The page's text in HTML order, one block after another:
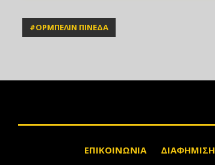
#ΟΡΜΠΕΛΙΝ ΠΙΝΕΔΑ
ΕΠΙΚΟΙΝΩΝΙΑ ΔΙΑΦΗΜΙΣΗ